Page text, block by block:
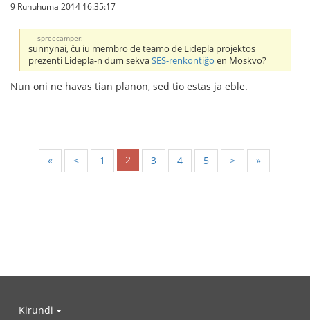
9 Ruhuhuma 2014 16:35:17
spreecamper:
sunnynai, ĉu iu membro de teamo de Lidepla projektos
prezenti Lidepla-n dum sekvaSES-renkontiĝo en Moskvo?
Nun oni ne havas tian planon, sed tio estas ja eble.
« < 1 2 3 4 5 > »
Kirundi